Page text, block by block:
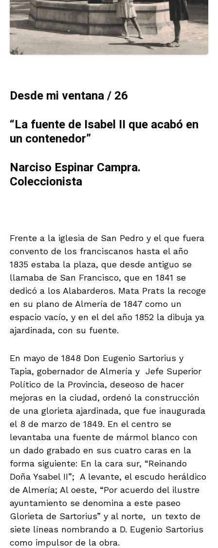
Desde mi ventana / 26
“La fuente de Isabel II que acabó en
un contenedor”
Narciso Espinar Campra.
Coleccionista
Frente a la iglesia de San Pedro y el que fuera
convento de los franciscanos hasta el año
1835 estaba la plaza, que desde antiguo se
llamaba de San Francisco, que en 1841 se
dedicó a los Alabarderos. Mata Prats la recoge
en su plano de Almería de 1847 como un
espacio vacío, y en el del año 1852 la dibuja ya
ajardinada, con su fuente.
En mayo de 1848 Don Eugenio Sartorius y
Tapia, gobernador de Almería y Jefe Superior
Político de la Provincia, deseoso de hacer
mejoras en la ciudad, ordenó la construcción
de una glorieta ajardinada, que fue inaugurada
el 8 de marzo de 1849. En el centro se
levantaba una fuente de mármol blanco con
un dado grabado en sus cuatro caras en la
forma siguiente: En la cara sur, “Reinando
Doña Ysabel II”; A levante, el escudo heráldico
de Almería; Al oeste, “Por acuerdo del ilustre
ayuntamiento se denomina a este paseo
Glorieta de Sartorius” y al norte, un texto de
siete líneas nombrando a D. Eugenio Sartorius
como impulsor de la obra.